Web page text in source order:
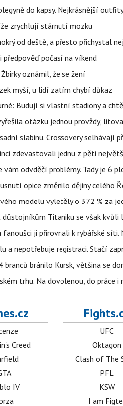
do kapsy. Nejkrásnější outfity
zrychlují stárnutí mozku
od deště, a přesto přichystal
počasí na víkend
oznámil, že se žení
myší, u lidí zatím chybí důkaz
Budují si vlastní stadiony a
otázku jednou provždy,
slabinu. Crossovery selhávají
zdevastovali jednu z pěti
vám odvděčí problémy. Tady je 6
opice změnilo dějiny celého
modelu vyletěly o 372 % za
důstojníkům Titaniku se však
fanoušci ji přirovnali k rybářské
a nepotřebuje registraci. Stačí
bránilo Kursk, většina se
trhu. Na dovolenou, do práce i
Creed
IV
UFC
Oktagon
Clash of The
PFL
KSW
I am